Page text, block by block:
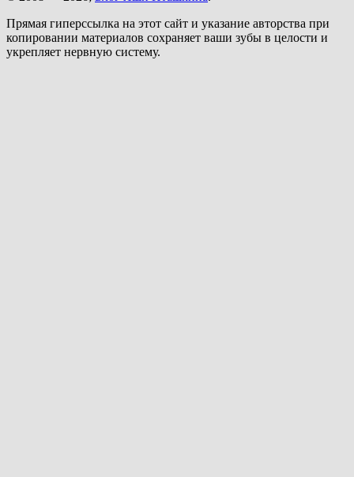
Прямая гиперссылка на этот сайт и указание авторства при
копировании материалов сохраняет ваши зубы в целости и
укрепляет нервную систему.